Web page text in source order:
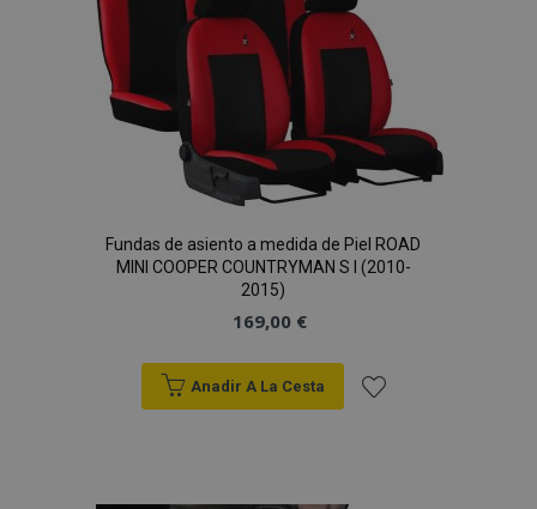
de
Deseos
Fundas de asiento a medida de Piel ROAD
MINI COOPER COUNTRYMAN S I (2010-
2015)
169,00 €
Anadir A La Cesta